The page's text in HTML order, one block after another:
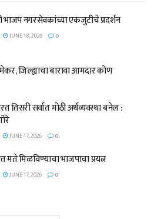
भाजप नगरसेवकांच्या एकजुटीचे प्रदर्शन
JUNE 18, 2026 0
जिल्ह्याचा बारावा आमदार कोण
तिसरी सर्वात मोठी अर्थव्यवस्था बनेल :
JUNE 17, 2026 0
मते मिळविण्याचा भाजपाचा प्रयत्न
JUNE 17, 2026 0